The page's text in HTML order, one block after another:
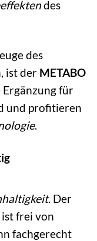
des
des
ist der METABO
Ergänzung für
und profitieren
.
. Der
, ist frei von
fachgerecht